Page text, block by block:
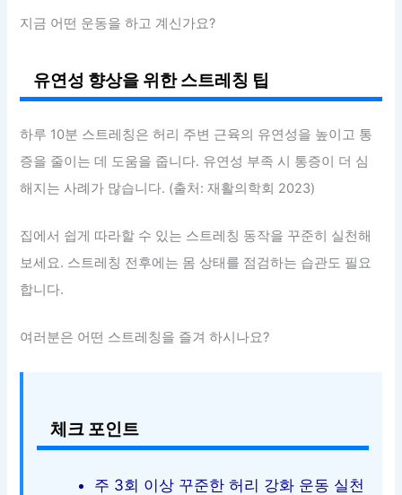
지금 어떤 운동을 하고 계신가요?
유연성 향상을 위한 스트레칭 팁
하루 10분 스트레칭은 허리 주변 근육의 유연성을 높이고 통
증을 줄이는 데 도움을 줍니다. 유연성 부족 시 통증이 더 심
해지는 사례가 많습니다. (출처: 재활의학회 2023)
집에서 쉽게 따라할 수 있는 스트레칭 동작을 꾸준히 실천해
보세요. 스트레칭 전후에는 몸 상태를 점검하는 습관도 필요
합니다.
여러분은 어떤 스트레칭을 즐겨 하시나요?
체크 포인트
주 3회 이상 꾸준한 허리 강화 운동 실천